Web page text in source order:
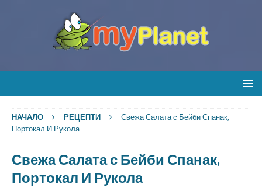
НАЧАЛО РЕЦЕПТИ
Свежа Салата с Бейби Спанак,
Портокал И Рукола
Свежа Салата с Бейби Спанак,
Портокал И Рукола